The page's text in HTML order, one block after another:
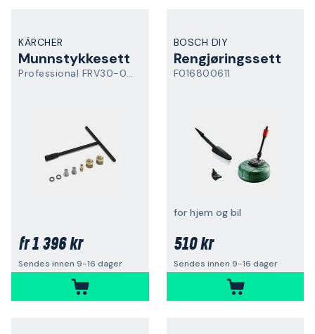
KÄRCHER
Munnstykkesett
Professional FRV30-035
fr1 396 kr
Sendes innen 9-16 dager
BOSCH DIY
Rengjøringssett
F016800611
for hjem og bil
510 kr
Sendes innen 9-16 dager